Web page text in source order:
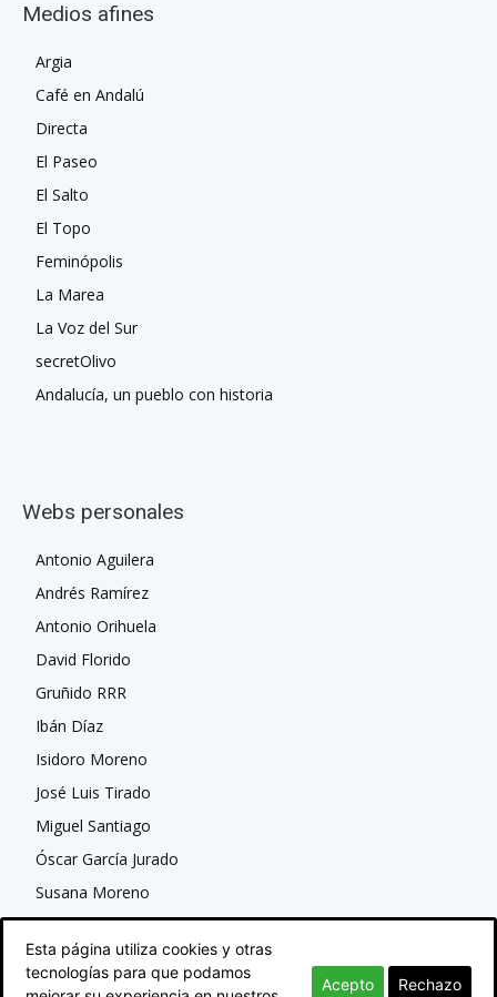
Medios afines
Argia
Café en Andalú
Directa
El Paseo
El Salto
El Topo
Feminópolis
La Marea
La Voz del Sur
secretOlivo
Andalucía, un pueblo con historia
Webs personales
Antonio Aguilera
Andrés Ramírez
Antonio Orihuela
David Florido
Gruñido RRR
Ibán Díaz
Isidoro Moreno
José Luis Tirado
Miguel Santiago
Óscar García Jurado
Susana Moreno
Esta página utiliza cookies y otras
tecnologías para que podamos
Acepto Rechazo